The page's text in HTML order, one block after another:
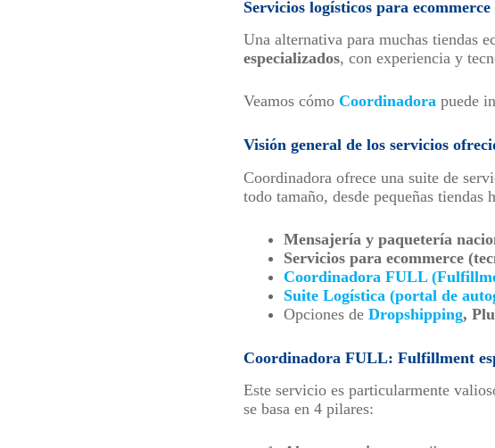
Servicios logísticos para ecommerce
Una alternativa para muchas tiendas
especializados, con experiencia y
Veamos cómo Coordinadora puede
Visión general de los servicios
Coordinadora ofrece una suite de
todo tamaño, desde pequeñas tiendas
Mensajería y paquetería
Servicios para ecommerce
Coordinadora FULL
Suite Logística (portal de
Opciones de Dropshipping,
Coordinadora FULL: Fulfillment
Este servicio es particularmente
se basa en 4 pilares: